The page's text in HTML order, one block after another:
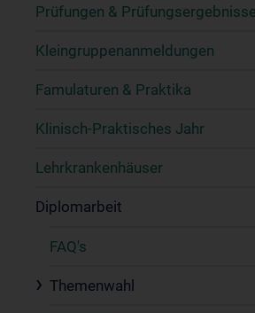
Prüfungen & Prüfungsergebnisse
Kleingruppenanmeldungen
Famulaturen & Praktika
Klinisch-Praktisches Jahr
Lehrkrankenhäuser
Diplomarbeit
FAQ's
Themenwahl